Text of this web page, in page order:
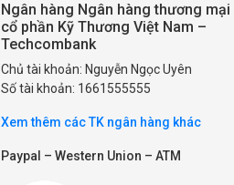
Ngân hàng Ngân hàng thương mại
cổ phần Kỹ Thương Việt Nam –
Techcombank
Chủ tài khoản: Nguyễn Ngọc Uyên
Số tài khoản: 1661555555
Xem thêm các TK ngân hàng khác
Paypal – Western Union – ATM